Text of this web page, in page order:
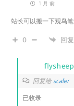
1 月 前
站长可以搬一下观鸟
0 回复
flysheep
回复给scaler
已收录